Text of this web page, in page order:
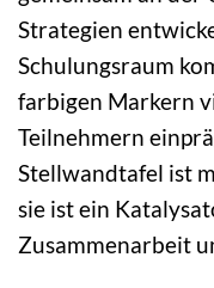
Strategien
Schulungsraum
farbigen Markern
Teilnehmern
Stellwandtafel ist
sie ist ein
Zusammenarbeit